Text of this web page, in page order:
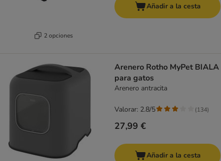
2 opciones
Añadir a la cesta
Arenero Rotho MyPet BIALA
para gatos
Arenero antracita
27,99 €
Valorar: 2.8/5 (134)
Añadir a la cesta